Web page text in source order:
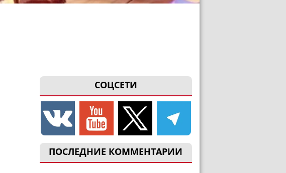
СОЦСЕТИ
ПОСЛЕДНИЕ КОММЕНТАРИИ